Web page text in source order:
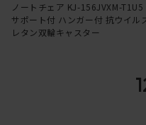
ノートチェア KJ-156JVXM-
サポート付 ハンガー付 抗ウイル
レタン双輪キャスター